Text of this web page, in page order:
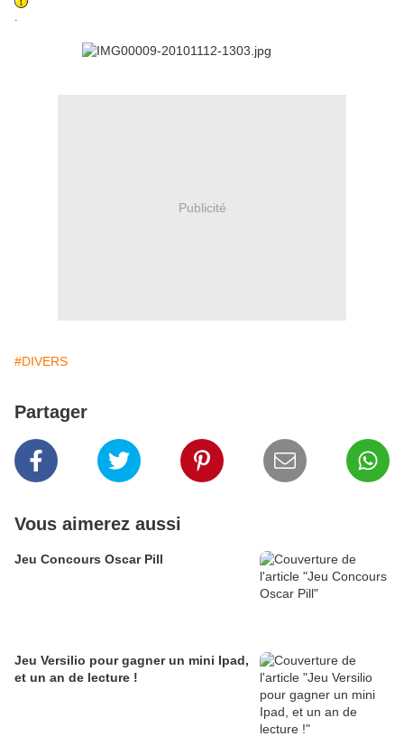
.
Publicité
#DIVERS
Partager
Vous aimerez aussi
Jeu Concours Oscar Pill
Jeu Versilio pour gagner un mini Ipad,
et un an de lecture !